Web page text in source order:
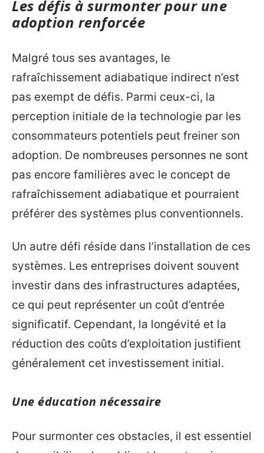
Les défis à surmonter pour une
adoption renforcée
Malgré tous ses avantages, le
rafraîchissement adiabatique indirect n’est
pas exempt de défis. Parmi ceux-ci, la
perception initiale de la technologie par les
consommateurs potentiels peut freiner son
adoption. De nombreuses personnes ne sont
pas encore familières avec le concept de
rafraîchissement adiabatique et pourraient
préférer des systèmes plus conventionnels.
Un autre défi réside dans l’installation de ces
systèmes. Les entreprises doivent souvent
investir dans des infrastructures adaptées,
ce qui peut représenter un coût d’entrée
significatif. Cependant, la longévité et la
réduction des coûts d’exploitation justifient
généralement cet investissement initial.
Une éducation nécessaire
Pour surmonter ces obstacles, il est essentiel